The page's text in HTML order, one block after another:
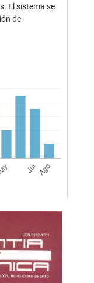
El sistema se
de